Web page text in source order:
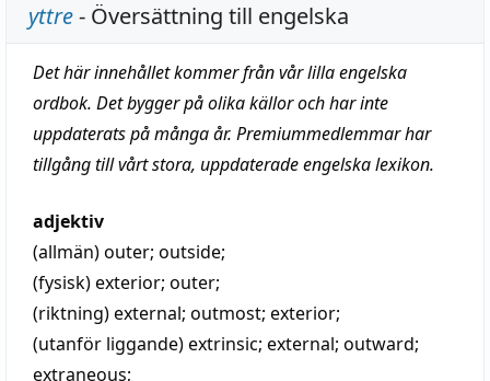
yttre- Översättning till engelska
Det här innehållet kommer från vår lilla engelska
ordbok. Det bygger på olika källor och har inte
uppdaterats på många år. Premiummedlemmar har
tillgång till vårt stora, uppdaterade engelska lexikon.
adjektiv
(allmän)outer; outside;
(fysisk)exterior; outer;
(riktning)external; outmost; exterior;
(utanför liggande)extrinsic; external; outward;
extraneous;